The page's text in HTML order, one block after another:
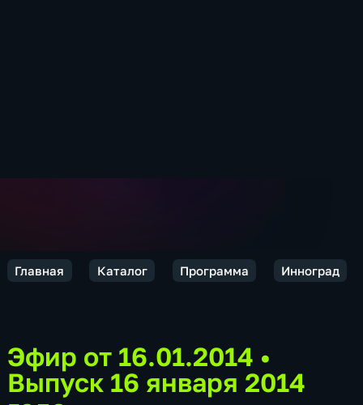
Главная Каталог Программа Инноград
Эфир от 16.01.2014 •
Выпуск 16 января 2014